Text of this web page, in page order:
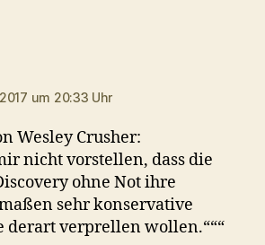
um 20:33 Uhr
Wesley Crusher:
nicht vorstellen, dass die
ohne Not ihre
sehr konservative
derart verprellen wollen.“““